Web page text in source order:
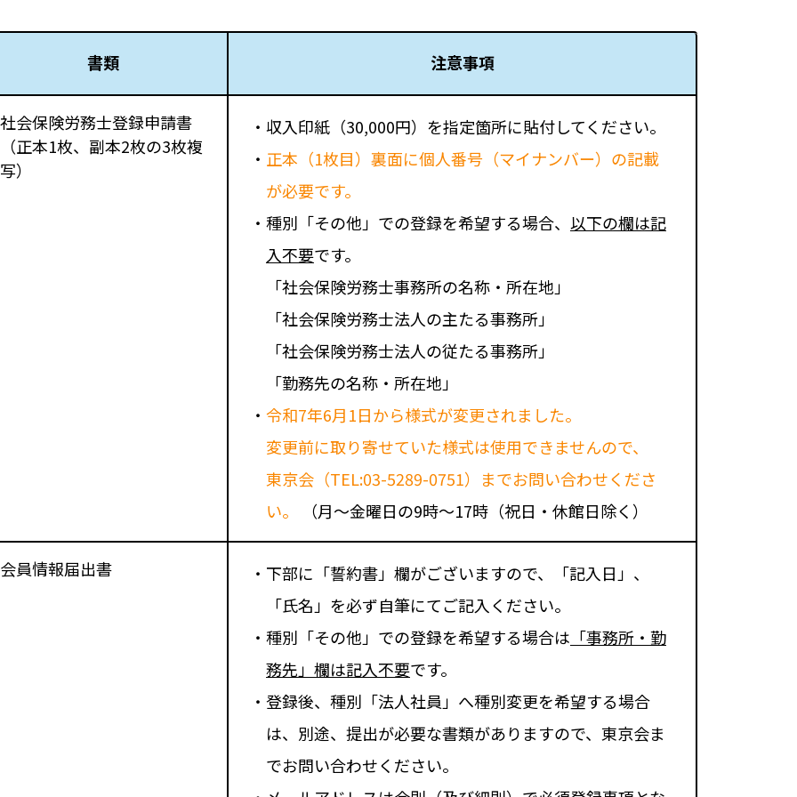
書類 注意事項
社会保険労務士登録申請書
（正本1枚、副本2枚の3枚複
写）
・収入印紙（30,000円）を指定箇所に貼付してください。
・ 正本（1枚目）裏面に個人番号（マイナンバー）の記載
が必要です。
・種別「その他」での登録を希望する場合、 以下の欄は記
入不要です。
「社会保険労務士事務所の名称・所在地」
「社会保険労務士法人の主たる事務所」
「社会保険労務士法人の従たる事務所」
「勤務先の名称・所在地」
・ 令和7年6月1日から様式が変更されました。
変更前に取り寄せていた様式は使用できませんので、
東京会（TEL:03-5289-0751）までお問い合わせくださ
い。
（月～金曜日の9時～17時（祝日・休館日除く）
会員情報届出書
・下部に「誓約書」欄がございますので、「記入日」、
「氏名」を必ず自筆にてご記入ください。
・種別「その他」での登録を希望する場合は 「事務所・勤
務先」欄は記入不要です。
・登録後、種別「法人社員」へ種別変更を希望する場合
は、別途、提出が必要な書類がありますので、東京会ま
でお問い合わせください。